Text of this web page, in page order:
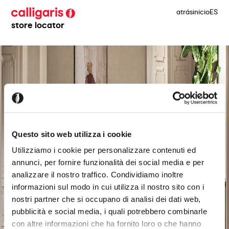
Questo sito web utilizza i cookie
Utilizziamo i cookie per personalizzare contenuti ed
annunci, per fornire funzionalità dei social media e per
analizzare il nostro traffico. Condividiamo inoltre
informazioni sul modo in cui utilizza il nostro sito con i
nostri partner che si occupano di analisi dei dati web,
pubblicità e social media, i quali potrebbero combinarle
con altre informazioni che ha fornito loro o che hanno
store locator
atrásinicioES